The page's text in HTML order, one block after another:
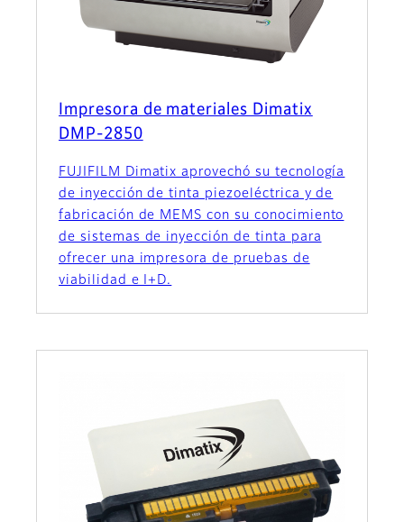
Impresora de materiales Dimatix
DMP-2850
FUJIFILM Dimatix aprovechó su tecnología
de inyección de tinta piezoeléctrica y de
fabricación de MEMS con su conocimiento
de sistemas de inyección de tinta para
ofrecer una impresora de pruebas de
viabilidad e I+D.